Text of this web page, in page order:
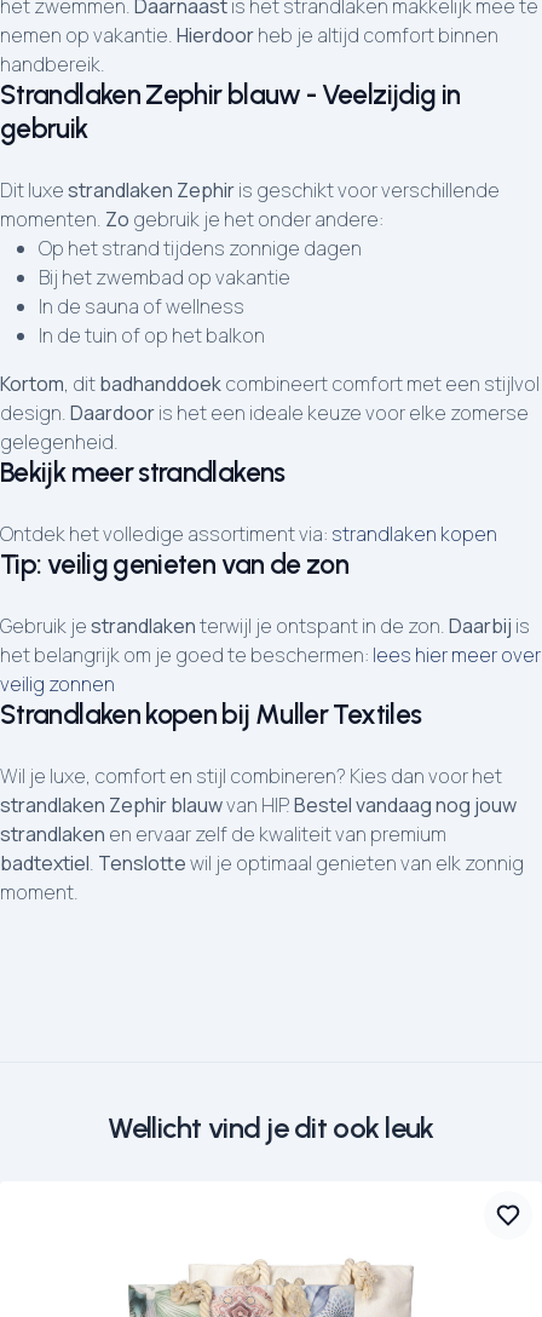
het zwemmen. Daarnaastis het strandlaken makkelijk mee te
nemen op vakantie.Hierdoorheb je altijd comfort binnen
handbereik.
Strandlaken Zephir blauw - Veelzijdig in
gebruik
Dit luxestrandlaken Zephiris geschikt voor verschillende
momenten. Zo gebruik je het onder andere:
Op het strand tijdens zonnige dagen
Bij het zwembad op vakantie
In de sauna of wellness
In de tuin of op het balkon
Kortom, ditbadhanddoekcombineert comfort met een stijlvol
design.Daardooris het een ideale keuze voor elke zomerse
gelegenheid.
Bekijk meer strandlakens
Ontdek het volledige assortiment via: strandlaken kopen
Tip: veilig genieten van de zon
Gebruik jestrandlakenterwijl je ontspant in de zon.Daarbij is
het belangrijk om je goed te beschermen: lees hier meer over
veilig zonnen
Strandlaken kopen bij Muller Textiles
Wil je luxe, comfort en stijl combineren? Kies dan voor het
strandlaken Zephir blauwvan HIP.Bestel vandaag nog jouw
strandlaken en ervaar zelf de kwaliteit van premium
badtextiel. Tenslottewil je optimaal genieten van elk zonnig
moment.
Wellicht vind je dit ook leuk